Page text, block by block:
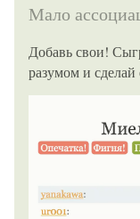
Мало
Добавь свои!
разумом и сделай